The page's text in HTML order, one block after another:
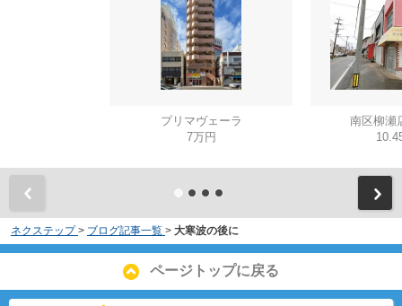
プリマヴェーラ
7万円
南区柳瀬
ネクステップ > ブログ記事一覧 > 大寒波の後に
ページトップに戻る